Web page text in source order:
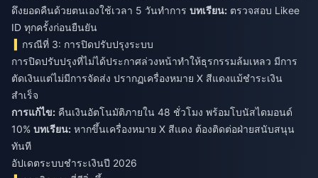
ดึงยอดคืนด้วยตนเองใช้เวลา 5 วันทำการ บทเรียน: ตรวจสอบ Likee
ID ทุกครั้งก่อนยืนยัน
กรณีที่ 3: การปิดปรับปรุงระบบ
การปิดปรับปรุงที่ไม่ได้ประกาศล่วงหน้าทำให้ธุรกรรมล้มเหลว มีการ
ตัดเงินแต่ไม่มีการจัดส่ง ปรากฏเครื่องหมาย X สีแดงแม้ชำระเงิน
สำเร็จ
การแก้ไข: คืนเงินอัตโนมัติภายใน 48 ชั่วโมง พร้อมโบนัสไดมอนด์
10% บทเรียน: หากขึ้นเครื่องหมาย X สีแดง ต้องติดต่อฝ่ายสนับสนุน
ทันที
อัปเดตระบบชำระเงินปี 2026